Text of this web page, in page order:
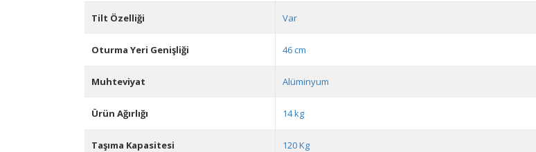
Tilt Özelliği Var
Oturma Yeri Genişliği 46 cm
Muhteviyat Alüminyum
Ürün Ağırlığı 14 kg
Taşıma Kapasitesi 120 Kg